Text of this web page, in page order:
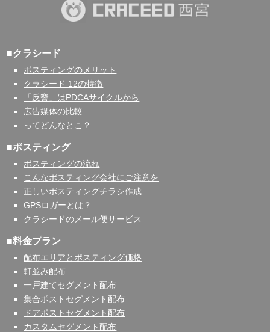
■クラシード
ポスティングのメリット
クラシード 12の特徴
「反響」はPDCAサイクルから
広告媒体の比較
ってどんなとこ？
■ポスティング
ポスティングの流れ
こんなポスティング会社にご注意を
正しいポスティングチラシ作成
GPSロガーとは？
クラシードのメール便サービス
■料金プラン
配布エリアとポスティング価格
軒並み配布
一戸建てセグメント配布
集合ポストセグメント配布
ドアポストセグメント配布
カスタムセグメント配布